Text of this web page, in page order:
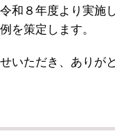
和８年度より実
を策定します。
ただき、ありが